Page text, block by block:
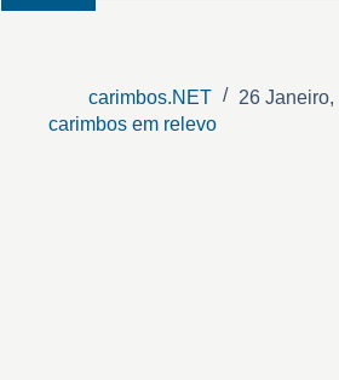
carimbos.NET
26 Janeiro,
carimbos em relevo